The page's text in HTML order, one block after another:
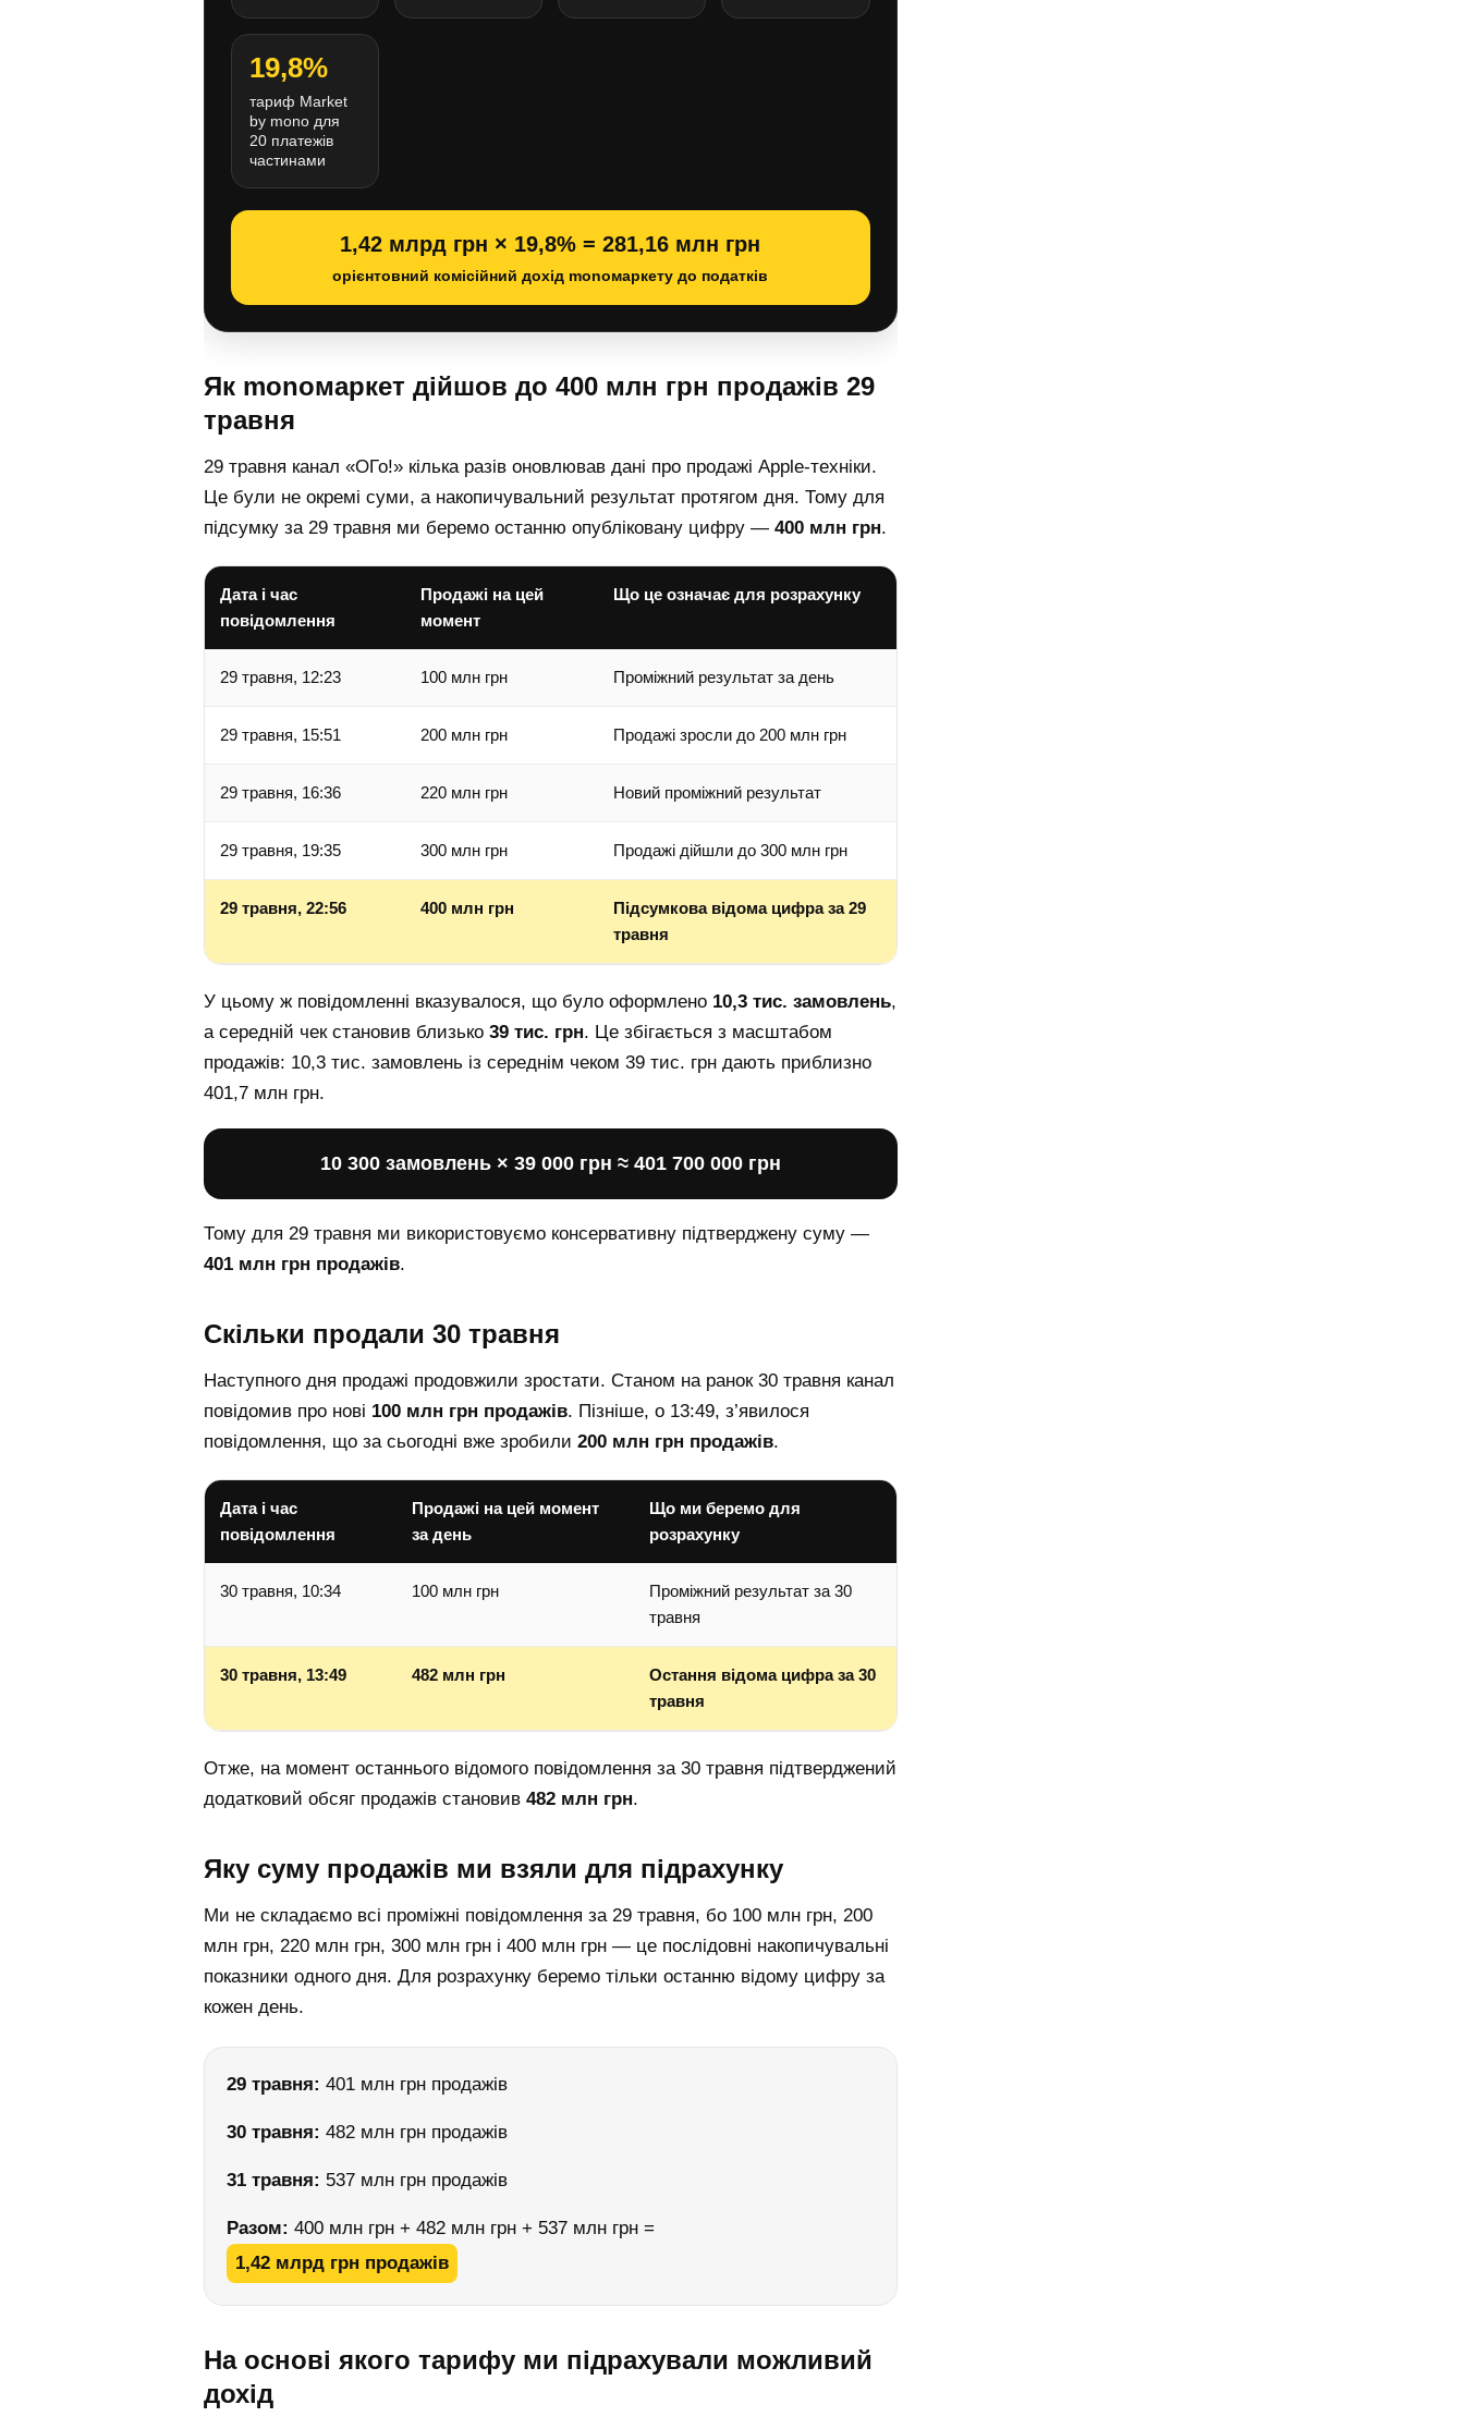
19,8%
тариф Market
by mono для
20 платежів
частинами
1,42 млрд грн × 19,8% = 281,16 млн грн
орієнтовний комісійний дохід monoмаркету до податків
Як monoмаркет дійшов до 400 млн грн продажів 29
травня
29 травня канал «ОГо!» кілька разів оновлював дані про продажі Apple-техніки.
Це були не окремі суми, а накопичувальний результат протягом дня. Тому для
підсумку за 29 травня ми беремо останню опубліковану цифру — 400 млн грн.
Дата і час
повідомлення
Продажі на цей
момент
Що це означає для розрахунку
29 травня, 12:23 100 млн грн Проміжний результат за день
29 травня, 15:51 200 млн грн Продажі зросли до 200 млн грн
29 травня, 16:36 220 млн грн Новий проміжний результат
29 травня, 19:35 300 млн грн Продажі дійшли до 300 млн грн
29 травня, 22:56 400 млн грн
Підсумкова відома цифра за 29
травня
У цьому ж повідомленні вказувалося, що було оформлено 10,3 тис. замовлень,
а середній чек становив близько 39 тис. грн. Це збігається з масштабом
продажів: 10,3 тис. замовлень із середнім чеком 39 тис. грн дають приблизно
401,7 млн грн.
10 300 замовлень × 39 000 грн ≈ 401 700 000 грн
Тому для 29 травня ми використовуємо консервативну підтверджену суму —
401 млн грн продажів.
Скільки продали 30 травня
Наступного дня продажі продовжили зростати. Станом на ранок 30 травня канал
повідомив про нові 100 млн грн продажів. Пізніше, о 13:49, з’явилося
повідомлення, що за сьогодні вже зробили 200 млн грн продажів.
Дата і час
повідомлення
Продажі на цей момент
за день
Що ми беремо для
розрахунку
30 травня, 10:34 100 млн грн
Проміжний результат за 30
травня
30 травня, 13:49 482 млн грн
Остання відома цифра за 30
травня
Отже, на момент останнього відомого повідомлення за 30 травня підтверджений
додатковий обсяг продажів становив 482 млн грн.
Яку суму продажів ми взяли для підрахунку
Ми не складаємо всі проміжні повідомлення за 29 травня, бо 100 млн грн, 200
млн грн, 220 млн грн, 300 млн грн і 400 млн грн — це послідовні накопичувальні
показники одного дня. Для розрахунку беремо тільки останню відому цифру за
кожен день.
29 травня: 401 млн грн продажів
30 травня: 482 млн грн продажів
31 травня: 537 млн грн продажів
Разом: 400 млн грн + 482 млн грн + 537 млн грн =
1,42 млрд грн продажів
На основі якого тарифу ми підрахували можливий
дохід